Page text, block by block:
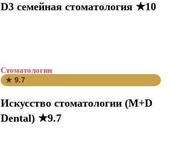
D3 семейная стоматология ★10
Стоматологии
★ 9.7
Искусство стоматологии (M+D
Dental) ★9.7